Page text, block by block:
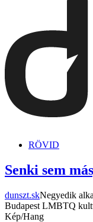
RÖVID
Senki sem
dunszt.skNegyedik
Budapest LMBTQ
Kép/Hang